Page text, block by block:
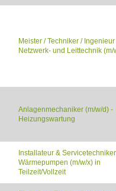
Meister / Techniker / Ingenieur
Netzwerk- und Leittechnik (m/
Anlagenmechaniker (m/w/d) -
Heizungswartung
Installateur & Servicetechniker
Wärmepumpen (m/w/x) in
Teilzeit/Vollzeit